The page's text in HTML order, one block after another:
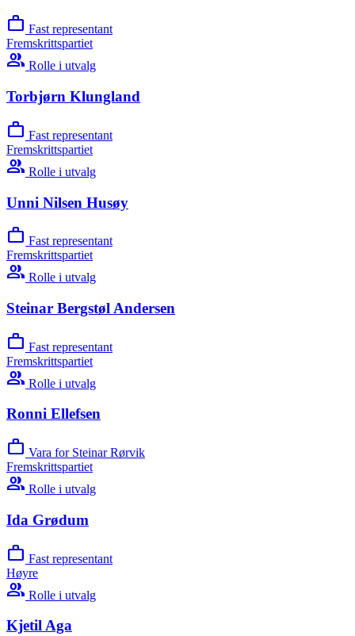
work Fast representant
Fremskrittspartiet
group Rolle i utvalg
Torbjørn Klungland
work Fast representant
Fremskrittspartiet
group Rolle i utvalg
Unni Nilsen Husøy
work Fast representant
Fremskrittspartiet
group Rolle i utvalg
Steinar Bergstøl Andersen
work Fast representant
Fremskrittspartiet
group Rolle i utvalg
Ronni Ellefsen
work Vara for Steinar Rørvik
Fremskrittspartiet
group Rolle i utvalg
Ida Grødum
work Fast representant
Høyre
group Rolle i utvalg
Kjetil Aga